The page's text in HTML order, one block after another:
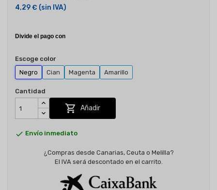
4,29 € (sin IVA)
Escoge color
Negro
Cian Magenta Amarillo
Cantidad
 Añadir
 Envío inmediato
¿Compras desde Canarias, Ceuta o Melilla?
El IVA será descontado en el carrito.